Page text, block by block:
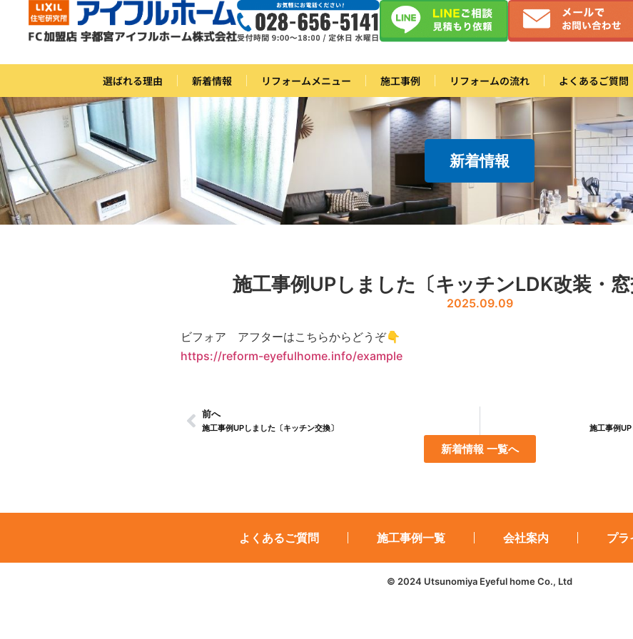
選ばれる理由 新着情報 リフォームメニュー 施工事例 リフォームの流れ よくあるご質問
新着情報
施工事例UPしました〔キッチンLDK改装・窓
2025.09.09
ビフォア アフターはこちらからどうぞ👇
https://reform-eyefulhome.info/example
前へ
施工事例UPしました〔キッチン交換〕 施工事例UP
新着情報 一覧へ
よくあるご質問 施工事例一覧 会社案内 プラ
© 2024 Utsunomiya Eyeful home Co., Ltd